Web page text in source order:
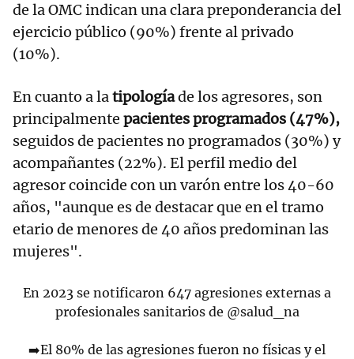
de la OMC indican una clara preponderancia del
ejercicio público (90%) frente al privado
(10%).
En cuanto a latipologíade los agresores, son
principalmente pacientes programados (47%),
seguidos de pacientes no programados (30%) y
acompañantes (22%). El perfil medio del
agresor coincide con un varón entre los 40-60
años, "aunque es de destacar que en el tramo
etario de menores de 40 años predominan las
mujeres".
En 2023 se notificaron 647 agresiones externas a
profesionales sanitarios de @salud_na
➡️El 80% de las agresiones fueron no físicas y el